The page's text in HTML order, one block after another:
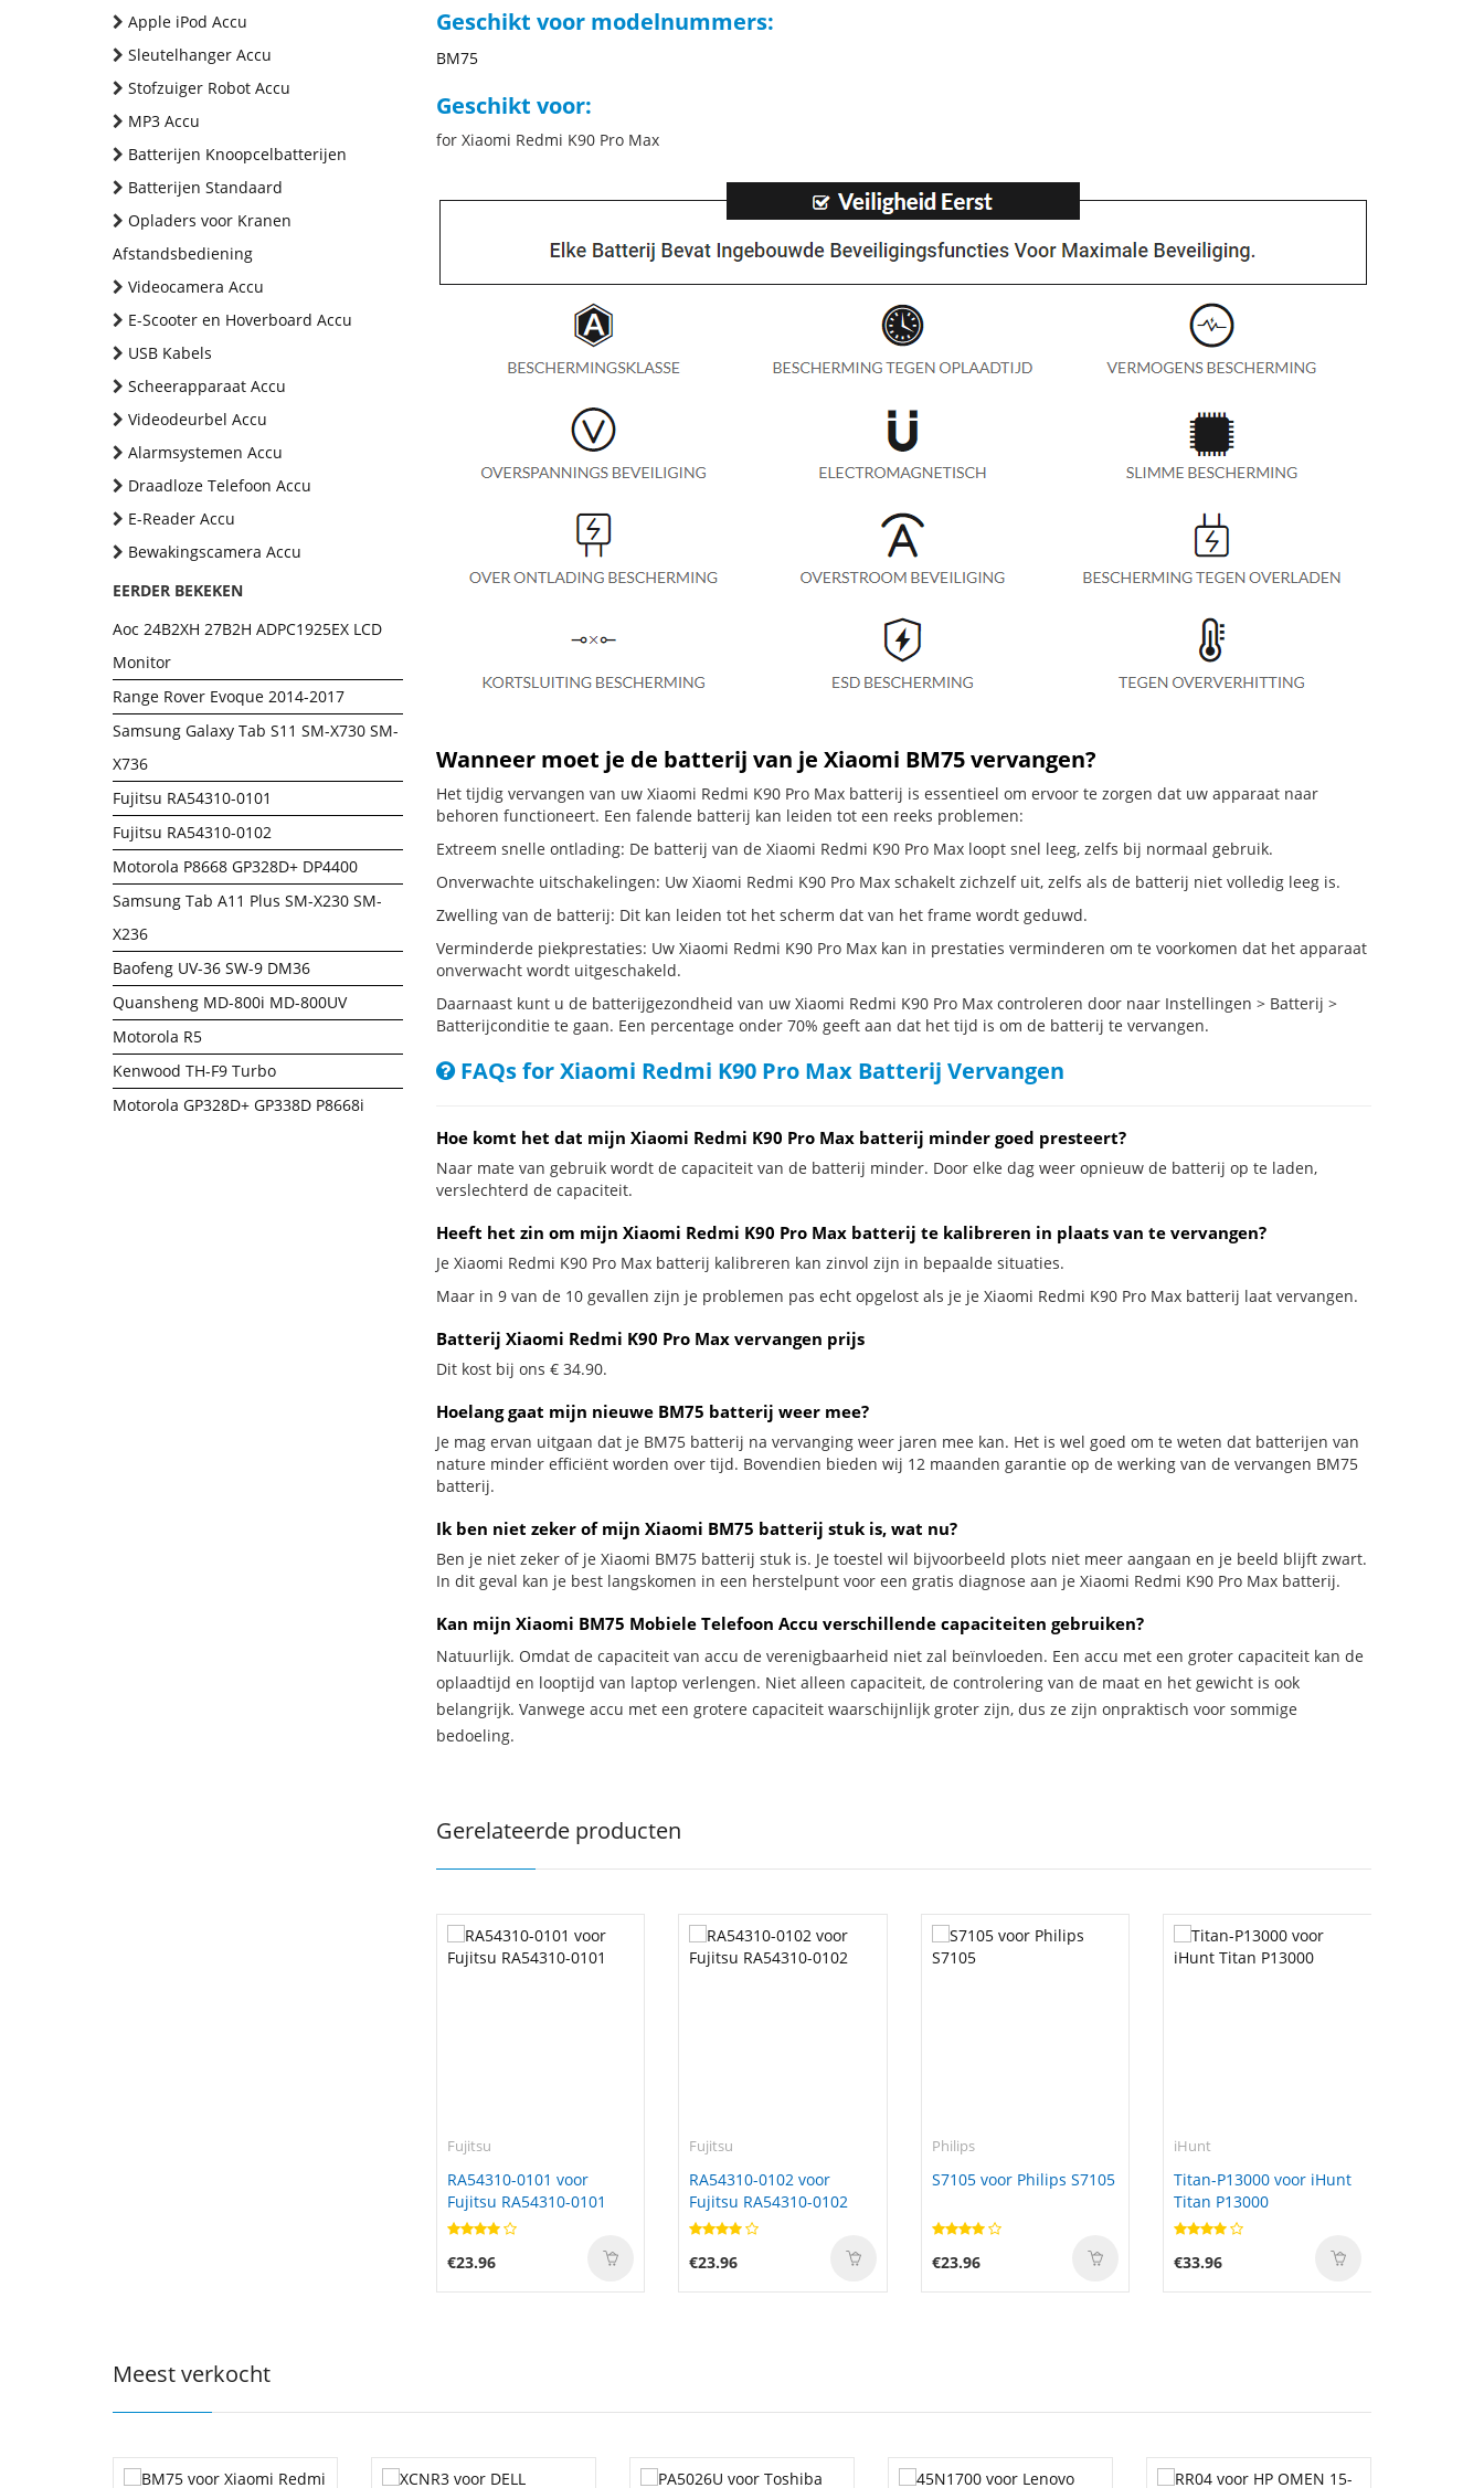
Apple iPod Accu
Sleutelhanger Accu
Stofzuiger Robot Accu
MP3 Accu
Batterijen Knoopcelbatterijen
Batterijen Standaard
Opladers voor Kranen
Afstandsbediening
Videocamera Accu
E-Scooter en Hoverboard Accu
USB Kabels
Scheerapparaat Accu
Videodeurbel Accu
Alarmsystemen Accu
Draadloze Telefoon Accu
E-Reader Accu
Bewakingscamera Accu
EERDER BEKEKEN
Aoc 24B2XH 27B2H ADPC1925EX LCD
Monitor
Range Rover Evoque 2014-2017
Samsung Galaxy Tab S11 SM-X730 SM-
X736
Fujitsu RA54310-0101
Fujitsu RA54310-0102
Motorola P8668 GP328D+ DP4400
Samsung Tab A11 Plus SM-X230 SM-
X236
Baofeng UV-36 SW-9 DM36
Quansheng MD-800i MD-800UV
Motorola R5
Kenwood TH-F9 Turbo
Motorola GP328D+ GP338D P8668i
Geschikt voor modelnummers:
BM75
Geschikt voor:
for Xiaomi Redmi K90 Pro Max
Wanneer moet je de batterij van je Xiaomi BM75 vervangen?
Het tijdig vervangen van uw Xiaomi Redmi K90 Pro Max batterij is essentieel om ervoor te zorgen dat uw apparaat naar
behoren functioneert. Een falende batterij kan leiden tot een reeks problemen:
Extreem snelle ontlading: De batterij van de Xiaomi Redmi K90 Pro Max loopt snel leeg, zelfs bij normaal gebruik.
Onverwachte uitschakelingen: Uw Xiaomi Redmi K90 Pro Max schakelt zichzelf uit, zelfs als de batterij niet volledig leeg is.
Zwelling van de batterij: Dit kan leiden tot het scherm dat van het frame wordt geduwd.
Verminderde piekprestaties: Uw Xiaomi Redmi K90 Pro Max kan in prestaties verminderen om te voorkomen dat het apparaat
onverwacht wordt uitgeschakeld.
Daarnaast kunt u de batterijgezondheid van uw Xiaomi Redmi K90 Pro Max controleren door naar Instellingen > Batterij >
Batterijconditie te gaan. Een percentage onder 70% geeft aan dat het tijd is om de batterij te vervangen.
FAQs for Xiaomi Redmi K90 Pro Max Batterij Vervangen
Hoe komt het dat mijn Xiaomi Redmi K90 Pro Max batterij minder goed presteert?
Naar mate van gebruik wordt de capaciteit van de batterij minder. Door elke dag weer opnieuw de batterij op te laden,
verslechterd de capaciteit.
Heeft het zin om mijn Xiaomi Redmi K90 Pro Max batterij te kalibreren in plaats van te vervangen?
Je Xiaomi Redmi K90 Pro Max batterij kalibreren kan zinvol zijn in bepaalde situaties.
Maar in 9 van de 10 gevallen zijn je problemen pas echt opgelost als je je Xiaomi Redmi K90 Pro Max batterij laat vervangen.
Batterij Xiaomi Redmi K90 Pro Max vervangen prijs
Dit kost bij ons € 34.90.
Hoelang gaat mijn nieuwe BM75 batterij weer mee?
Je mag ervan uitgaan dat je BM75 batterij na vervanging weer jaren mee kan. Het is wel goed om te weten dat batterijen van
nature minder efficiënt worden over tijd. Bovendien bieden wij 12 maanden garantie op de werking van de vervangen BM75
batterij.
Ik ben niet zeker of mijn Xiaomi BM75 batterij stuk is, wat nu?
Ben je niet zeker of je Xiaomi BM75 batterij stuk is. Je toestel wil bijvoorbeeld plots niet meer aangaan en je beeld blijft zwart.
In dit geval kan je best langskomen in een herstelpunt voor een gratis diagnose aan je Xiaomi Redmi K90 Pro Max batterij.
Kan mijn Xiaomi BM75 Mobiele Telefoon Accu verschillende capaciteiten gebruiken?
Natuurlijk. Omdat de capaciteit van accu de verenigbaarheid niet zal beïnvloeden. Een accu met een groter capaciteit kan de
oplaadtijd en looptijd van laptop verlengen. Niet alleen capaciteit, de controlering van de maat en het gewicht is ook
belangrijk. Vanwege accu met een grotere capaciteit waarschijnlijk groter zijn, dus ze zijn onpraktisch voor sommige
bedoeling.
Gerelateerde producten
Fujitsu
RA54310-0101 voor
Fujitsu RA54310-0101
€23.96
Fujitsu
RA54310-0102 voor
Fujitsu RA54310-0102
€23.96
Philips
S7105 voor Philips S7105
€23.96
iHunt
Titan-P13000 voor iHunt
Titan P13000
€33.96
Meest verkocht